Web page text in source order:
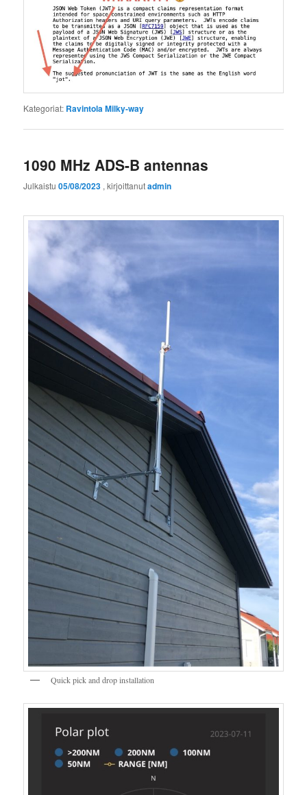
Kategoriat: Ravintola Milky-way
1090 MHz ADS-B antennas
Julkaistu05/08/2023 , kirjoittanutadmin
Quick pick and drop installation